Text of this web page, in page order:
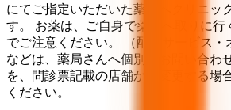
にてご指定いただいた薬局へクリニッ
す。 お薬は、ご自身で薬局へ取りに行
でご注意ください。 （配送サービス・
などは、薬局さんへ個別にお問い合わ
を、問診票記載の店舗から変更する場
ください。